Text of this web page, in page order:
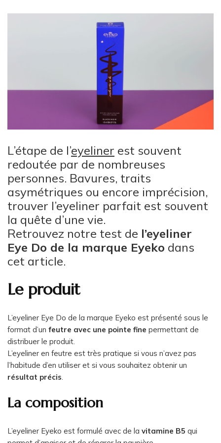
L’étape de l’eyeliner est souvent
redoutée par de nombreuses
personnes. Bavures, traits
asymétriques ou encore imprécision,
trouver l’eyeliner parfait est souvent
la quête d’une vie.
Retrouvez notre test de l’eyeliner
Eye Do de la marque Eyeko dans
cet article.
Le produit
L’eyeliner Eye Do de la marque Eyeko est présenté sous le
format d’un feutre avec une pointe fine permettant de
distribuer le produit.
L’eyeliner en feutre est très pratique si vous n’avez pas
l’habitude d’en utiliser et si vous souhaitez obtenir un
résultat précis
La composition
L’eyeliner Eyeko est formulé avec de la vitamine B5 qui